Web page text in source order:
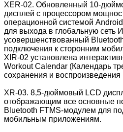
XER-02. Обновленный 10-
дисплей с процессором
операционной системой
для выхода в глобальную сеть
усовершенствованный
подключения к сторонним
XIR-02 установлена
Workout Calendar (Календарь
сохранения и
XR-03. 8,5-дюймовый LCD
отображающим все основные
Bluetooth FTMS-модулем для
мобильным приложениям.